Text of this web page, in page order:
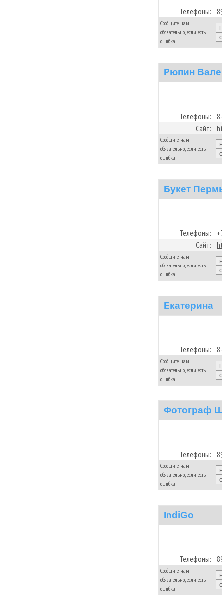
Телефоны:
Сообщите нам
обязательно, если есть
ошибка:
Рюпин
Телефоны:
Сайт:
Сообщите нам
обязательно, если есть
ошибка:
Букет
Телефоны:
Сайт:
Сообщите нам
обязательно, если есть
ошибка:
Екатерина
Телефоны:
Сообщите нам
обязательно, если есть
ошибка:
Фотограф
Телефоны:
Сообщите нам
обязательно, если есть
ошибка:
IndiGo
Телефоны:
Сообщите нам
обязательно, если есть
ошибка: